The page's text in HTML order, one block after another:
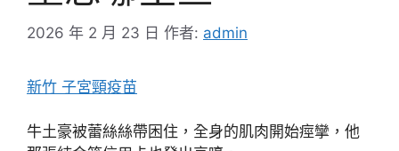
2026 年 2 月 23 日 作者: admin
新竹 子宮頸疫苗
牛土豪被蕾絲絲帶困住，全身的肌肉開始痙攣，他